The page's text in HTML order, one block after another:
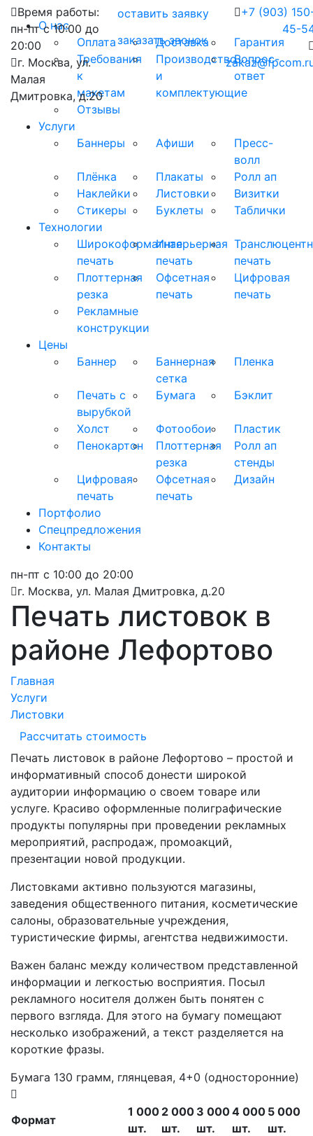
Время работы:
пн-пт с 10:00 до
20:00
г. Москва, ул.
Малая
Дмитровка, д.20
оставить заявку
заказать звонок
+7 (903)
45-
О нас
Оплата
Доставка
Гарантия
Требования
к
макетам
Производство
и
комплектующие
Вопрос-
ответ
Отзывы
Услуги
Баннеры
Афиши
Пресс-
волл
Плёнка
Плакаты
Ролл ап
Наклейки
Листовки
Визитки
Стикеры
Буклеты
Таблички
Технологии
Широкоформатная
печать
Интерьерная
печать
печать
Плоттерная
резка
Офсетная
печать
Цифровая
печать
Рекламные
конструкции
Цены
Баннер
Баннерная
сетка
Пленка
Печать с
вырубкой
Бумага Бэклит
Холст Фотообои
Пластик
Пенокартон
Плоттерная
резка
Ролл ап
стенды
Цифровая
печать
Офсетная
печать
Дизайн
Портфолио
Спецпредложения
Контакты
пн-пт с 10:00 до 20:00
г. Москва, ул. Малая Дмитровка, д.20
Печать листовок в
районе Лефортово
Главная
Услуги
Листовки
Рассчитать стоимость
Печать листовок в районе Лефортово – простой и
информативный способ донести широкой
аудитории информацию о своем товаре или
услуге. Красиво оформленные полиграфические
продукты популярны при проведении рекламных
мероприятий, распродаж, промоакций,
презентации новой продукции.
Листовками активно пользуются магазины,
заведения общественного питания, косметические
салоны, образовательные учреждения,
туристические фирмы, агентства недвижимости.
Важен баланс между количеством представленной
информации и легкостью восприятия. Посыл
рекламного носителя должен быть понятен с
первого взгляда. Для этого на бумагу помещают
несколько изображений, а текст разделяется на
короткие фразы.
Бумага 130 грамм, глянцевая, 4+0 (односторонние)
Формат
1 000
шт.
2 000
шт.
3 000
шт.
4 000
шт.
5 000
шт.